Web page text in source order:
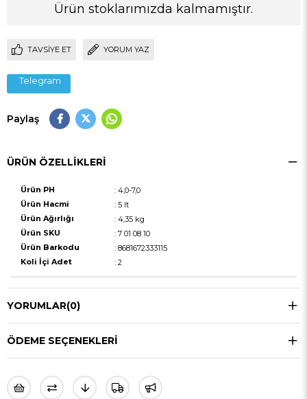
Ürün stoklarımızda kalmamıştır.
TAVSIYE ET YORUM YAZ
Telegram
Paylaş
ÜRÜN ÖZELLIKLERI
Ürün PH
: 4,0-7,0
Ürün Hacmi
: 5 lt
Ürün Ağırlığı
: 4,35 kg
Ürün SKU
: 7 01 08 10
Ürün Barkodu
: 8681672333115
Koli İçi Adet
: 2
YORUMLAR(0)
ÖDEME SEÇENEKLERI